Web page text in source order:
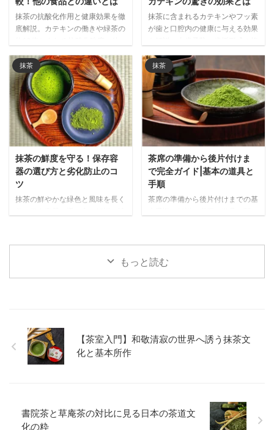
抹茶の抗酸化作用と健康効果を徹
底解説。カテキンの働きや緑茶の
抹茶が注目される理由と日常的な
取り入れ方をご紹介します。
抹茶に含まれるカテキンやフッ素
が歯と口腔内の健康に与える効果
を取り入れることで期待できる口
腔ケア効果を詳しく紹介します。
抹茶
抹茶の鮮度を守る！保存容
器の選び方と劣化防止のコ
ツ
抹茶の鮮やかな緑色と風味を長く
ス・プラスチック製など素材別の
メリット・デメリットを詳しく紹
抹茶
茶席の準備から後片付けま
で完全ガイド|基本の道具と
手順
茶席の準備から後片付けまでの基
たおもてなしを実現するポイント
をわかりやすく紹介します。
もっと読む
【茶室入門】和敬清寂の世界へ誘う抹茶文
化と基本所作
書院茶と草庵茶の対比に見る日本の茶道文
化の粋